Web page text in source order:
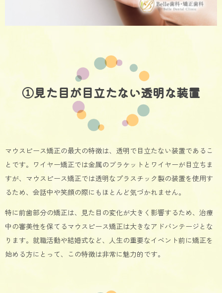
①見た目が目立たない透明な装置
マウスピース矯正の最大の特徴は、透明で目立たない装置であるこ
とです。ワイヤー矯正では金属のブラケットとワイヤーが目立ちま
すが、マウスピース矯正では透明なプラスチック製の装置を使用す
るため、会話中や笑顔の際にもほとんど気づかれません。
特に前歯部分の矯正は、見た目の変化が大きく影響するため、治療
中の審美性を保てるマウスピース矯正は大きなアドバンテージとな
ります。就職活動や結婚式など、人生の重要なイベント前に矯正を
始める方にとって、この特徴は非常に魅力的です。